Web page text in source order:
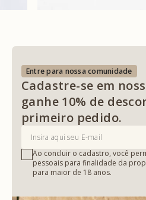
Entre para nossa comunidade
Cadastre-se em
ganhe 10% de
primeiro pedido.
Ao concluir o cadastro, você
pessoais para finalidade da
para maior de 18 anos.